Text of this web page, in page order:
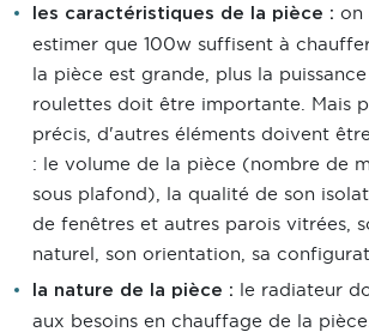
les caractéristiques de la pièce : on
estimer que 100w suffisent à
la pièce est grande, plus la
roulettes doit être importante. Mais
précis, d'autres éléments doivent
: le volume de la pièce (nombre de
sous plafond), la qualité de son
de fenêtres et autres parois vitrées,
naturel, son orientation, sa
la nature de la pièce : le radiateur
aux besoins en chauffage de la